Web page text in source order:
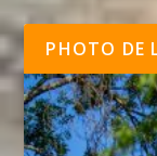
PHOTO DE